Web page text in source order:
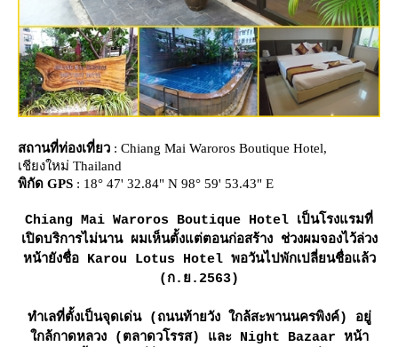
สถานที่ท่องเที่ยว : Chiang Mai Waroros Boutique Hotel,
เชียงใหม่ Thailand
พิกัด GPS : 18° 47' 32.84" N 98° 59' 53.43" E
Chiang Mai Waroros Boutique Hotel เป็นโรงแรมที่
เปิดบริการไม่นาน ผมเห็นตั้งแต่ตอนก่อสร้าง ช่วงผมจองไว้ล่วง
หน้ายังชื่อ Karou Lotus Hotel พอวันไปพักเปลี่ยนชื่อแล้ว
(ก.ย.2563)
ทำเลที่ตั้งเป็นจุดเด่น (ถนนท้ายวัง ใกล้สะพานนครพิงค์) อยู่
กล้กาดหลวง (ตลาดวโรรส) และ Night Bazaar หน้า